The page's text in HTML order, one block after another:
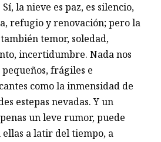
la nieve es paz, es silencio,
refugio y renovación; pero la
temor, soledad,
incertidumbre. Nada nos
frágiles e
como la inmensidad de
estepas nevadas. Y un
un leve rumor, puede
ellas a latir del tiempo, a